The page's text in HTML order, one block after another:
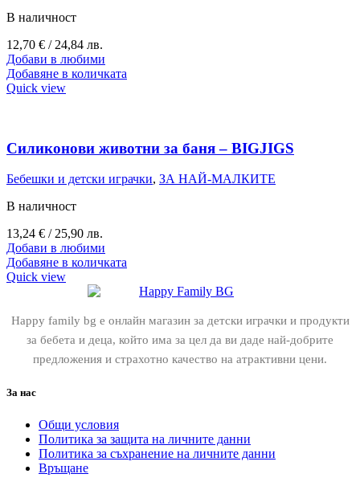
В наличност
12,70 € / 24,84 лв.
Добави в любими
Добавяне в количката
Quick view
Силиконови животни за баня – BIGJIGS
Бебешки и детски играчки, ЗА НАЙ-МАЛКИТЕ
В наличност
13,24 € / 25,90 лв.
Добави в любими
Добавяне в количката
Quick view
Happy family bg е онлайн магазин за детски играчки и продукти
за бебета и деца, който има за цел да ви даде най-добрите
предложения и страхотно качество на атрактивни цени.
За нас
Общи условия
Политика за защита на личните данни
Политика за съхранение на личните данни
Връщане